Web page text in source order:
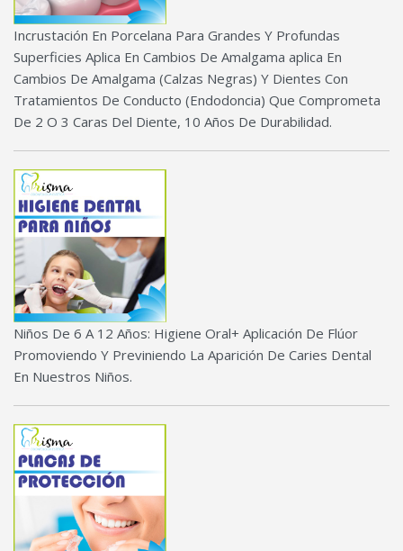
Incrustación En Porcelana Para Grandes Y Profundas
Superficies Aplica En Cambios De Amalgama aplica En
Cambios De Amalgama (Calzas Negras) Y Dientes Con
Tratamientos De Conducto (Endodoncia) Que Comprometa
De 2 O 3 Caras Del Diente, 10 Años De Durabilidad.
Niños De 6 A 12 Años: Higiene Oral+ Aplicación De Flúor
Promoviendo Y Previniendo La Aparición De Caries Dental
En Nuestros Niños.